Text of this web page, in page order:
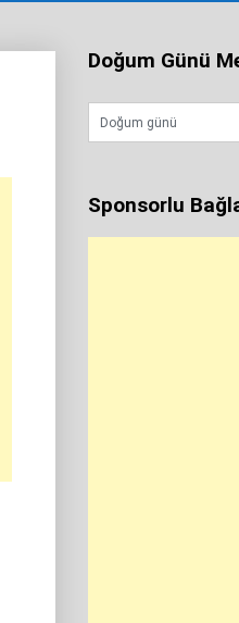
Doğum Günü
Sponsorlu